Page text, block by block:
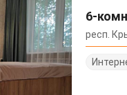
6-
респ.